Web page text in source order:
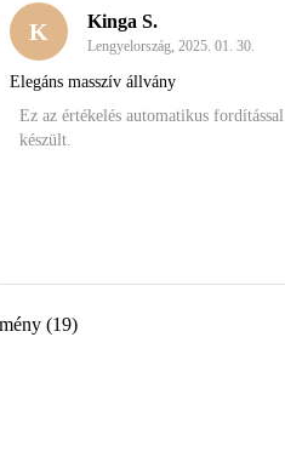
K Kinga S.
Lengyelország, 2025. 01. 30.
Elegáns masszív állvány
Ez az értékelés automatikus fordítással
készült.
(19)